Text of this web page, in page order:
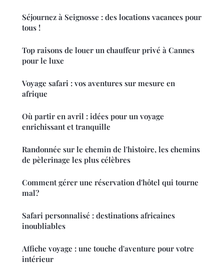
Séjournez à Seignosse : des locations vacances pour
tous !
Top raisons de louer un chauffeur privé à Cannes
pour le luxe
Voyage safari : vos aventures sur mesure en
afrique
Où partir en avril : idées pour un voyage
enrichissant et tranquille
Randonnée sur le chemin de l'histoire, les chemins
de pèlerinage les plus célèbres
Comment gérer une réservation d'hôtel qui tourne
mal?
Safari personnalisé : destinations africaines
inoubliables
Affiche voyage : une touche d'aventure pour votre
intérieur